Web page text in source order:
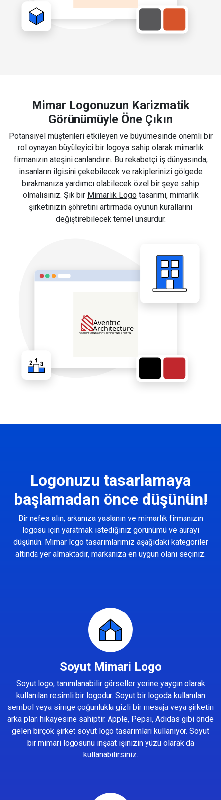
Mimar Logonuzun Karizmatik
Görünümüyle Öne Çıkın
Potansiyel müşterileri etkileyen ve büyümesinde önemli bir
rol oynayan büyüleyici bir logoya sahip olarak mimarlık
firmanızın ateşini canlandırın. Bu rekabetçi iş dünyasında,
insanların ilgisini çekebilecek ve rakiplerinizi gölgede
bırakmanıza yardımcı olabilecek özel bir şeye sahip
olmalısınız. Şık bir Mimarlık Logotasarımı, mimarlık
şirketinizin şöhretini artırmada oyunun kurallarını
değiştirebilecek temel unsurdur.
Logonuzu tasarlamaya
başlamadan önce düşünün!
Bir nefes alın, arkanıza yaslanın ve mimarlık firmanızın
logosu için yaratmak istediğiniz görünümü ve aurayı
düşünün. Mimar logo tasarımlarımız aşağıdaki kategoriler
altında yer almaktadır, markanıza en uygun olanı seçiniz.
Soyut Mimari Logo
Soyut logo, tanımlanabilir görseller yerine yaygın olarak
kullanılan resimli bir logodur. Soyut bir logoda kullanılan
sembol veya simge çoğunlukla gizli bir mesaja veya şirketin
arka plan hikayesine sahiptir. Apple, Pepsi, Adidas gibi önde
gelen birçok şirket soyut logo tasarımları kullanıyor. Soyut
bir mimari logosunu inşaat işinizin yüzü olarak da
kullanabilirsiniz.